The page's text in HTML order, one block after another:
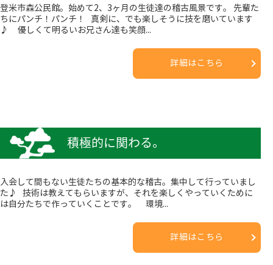
登米市森公民館。始めて2、3ヶ月の生徒達の稽古風景です。 先輩た
ちにパンチ！パンチ！ 真剣に、でも楽しそうに技を磨いています
♪ 優しくて明るいお兄さん達も笑顔...
詳細はこちら
積極的に関わる。
入会して間もない生徒たちの基本的な稽古。集中して行っていまし
た♪ 技術は教えてもらいますが、それを楽しくやっていくために
は自分たちで作っていくことです。 環境...
詳細はこちら